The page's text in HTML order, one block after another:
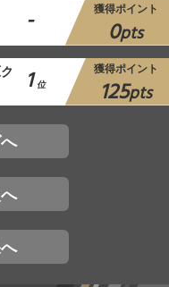
- 獲得ポイント
0pts
1 位
獲得ポイント
125pts